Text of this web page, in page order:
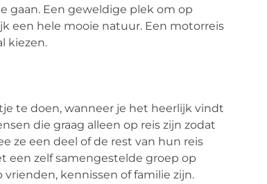
gaan. Een geweldige plek om op
een hele mooie natuur. Een motorreis
kiezen.
te doen, wanneer je het heerlijk vindt
die graag alleen op reis zijn zodat
ze een deel of de rest van hun reis
een zelf samengestelde groep op
kennissen of familie zijn.